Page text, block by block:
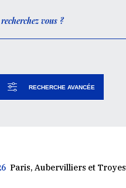
RECHERCHE AVANCÉE
Paris, Aubervilliers et Troyes